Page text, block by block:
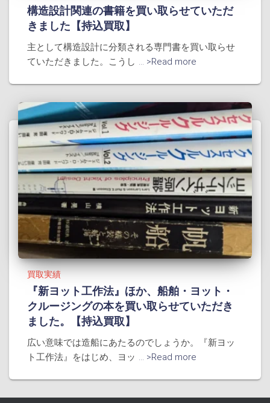
構造設計関連の書籍を買い取らせていただ
きました【持込買取】
主として構造設計に分類される専門書を買い取らせ
ていただきました。こうし ... >Read more
買取実績
『新ヨット工作法』ほか、船舶・ヨット・
クルージングの本を買い取らせていただき
ました。【持込買取】
広い意味では造船にあたるのでしょうか。『新ヨッ
ト工作法』をはじめ、ヨッ ... >Read more